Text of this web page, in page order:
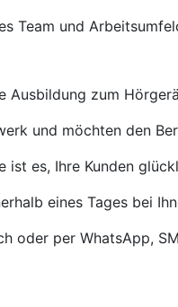
Team und
Ausbildung zum
und möchten den
ist es, Ihre Kunden
eines Tages bei
oder per WhatsApp,